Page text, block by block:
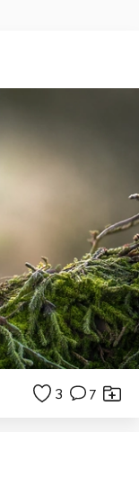
3 7